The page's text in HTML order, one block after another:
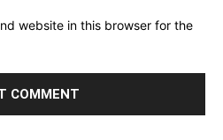
website in this browser for the